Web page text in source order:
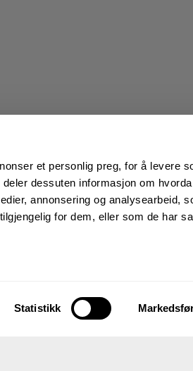
et personlig preg, for å levere
dessuten informasjon om
annonsering og analysearbeid,
for dem, eller som de har
Statistikk